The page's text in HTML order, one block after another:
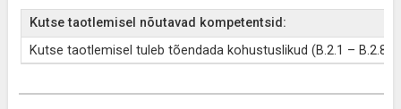
Kutse taotlemisel nõutavad kompetentsid:
Kutse taotlemisel tuleb tõendada kohustuslikud (B.2.1 – B.2.8)